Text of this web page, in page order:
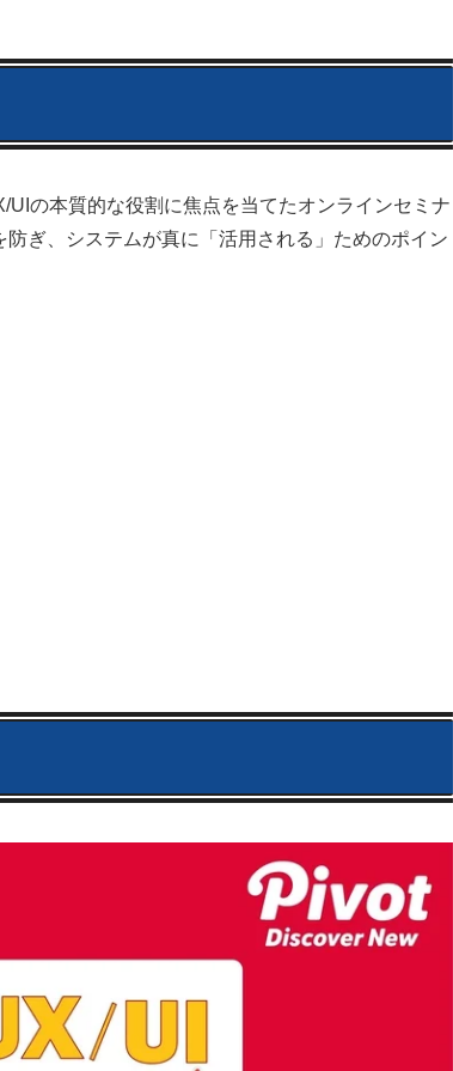
の本質的な役割に焦点を当てたオンラインセミナ
ぎ、システムが真に「活用される」ためのポイン